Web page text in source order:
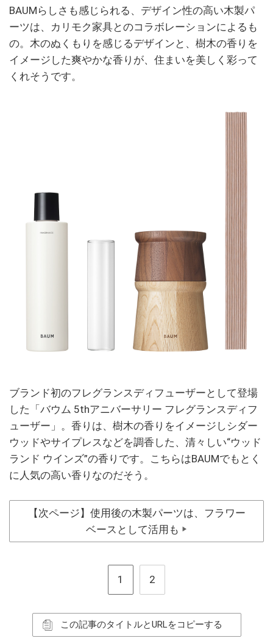
BAUMらしさも感じられる、デザイン性の高い木製パ
ーツは、カリモク家具とのコラボレーションによるも
の。木のぬくもりを感じるデザインと、樹木の香りを
イメージした爽やかな香りが、住まいを美しく彩って
くれそうです。
ブランド初のフレグランスディフューザーとして登場
した「バウム 5thアニバーサリー フレグランスディフ
ューザー」。香りは、樹木の香りをイメージしシダー
ウッドやサイプレスなどを調香した、清々しい“ウッド
ランド ウインズ”の香りです。こちらはBAUMでもとく
に人気の高い香りなのだそう。
【次ページ】使用後の木製パーツは、フラワー
ベースとして活用も
▶
1 2
この記事のタイトルとURLをコピーする